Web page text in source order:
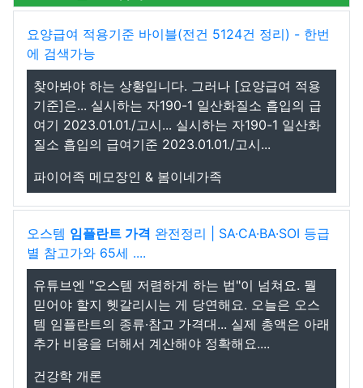
요양급여 적용기준 바이블(전건 5124건 정리) - 한번
에 검색가능
찾아봐야 하는 상황입니다. 그러나 [요양급여 적용
기준]은... 실시하는 자190-1 일산화질소 흡입의 급
여기 2023.01.01./고시... 실시하는 자190-1 일산화
질소 흡입의 급여기준 2023.01.01./고시...
파이어족 메모장인 & 봄이네가족
오스템 임플란트 가격 완전정리 | SA·CA·BA·SOI 등급
별 참고가와 65세 ....
유튜브엔 "오스템 저렴하게 하는 법"이 넘쳐요. 뭘
믿어야 할지 헷갈리시는 게 당연해요. 오늘은 오스
템 임플란트의 종류·참고 가격대... 실제 총액은 아래
추가 비용을 더해서 계산해야 정확해요....
건강학 개론